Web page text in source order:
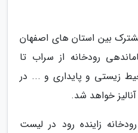
بین استان های اصفهان
رودخانه از سراب تا
زیستی و پایداری و ... در
خواهد شد.
زاینده رود در لیست